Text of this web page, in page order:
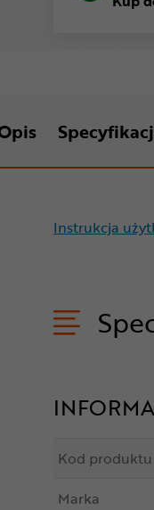
Instrukcja
Kod produktu
Marka